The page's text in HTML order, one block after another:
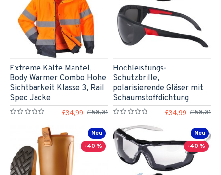
Extreme Kälte Mantel,
Body Warmer Combo Hohe
Sichtbarkeit Klasse 3, Rail
Spec Jacke
£34,99 £58,31
Hochleistungs-
Schutzbrille,
polarisierende Gläser mit
Schaumstoffdichtung
£34,99 £58,31
Neu
-40 %
Neu
-40 %